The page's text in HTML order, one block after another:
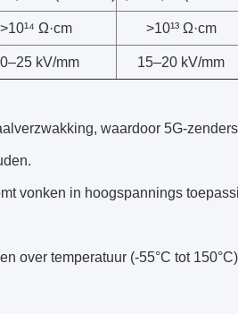
>10¹⁴ Ω·cm >10¹³ Ω·cm
kV/mm 15–20 kV/mm
waardoor 5G-
vonken in hoogspannings
over temperatuur (-55°C tot